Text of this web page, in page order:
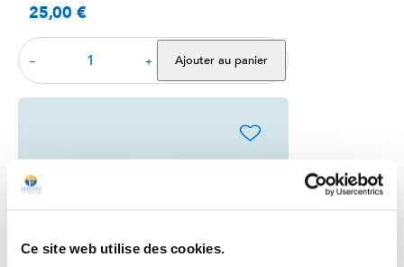
Ce site web utilise des cookies.
Prix
25,00 €
− + Ajouter au panier
favorite_border